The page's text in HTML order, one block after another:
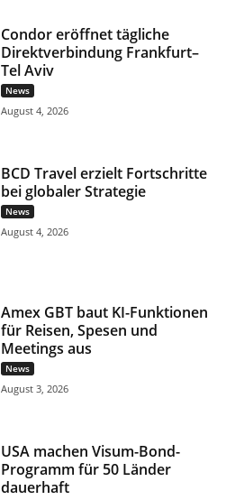
Condor eröffnet tägliche
Direktverbindung Frankfurt–
Tel Aviv
News
August 4, 2026
BCD Travel erzielt Fortschritte
bei globaler Strategie
News
August 4, 2026
Amex GBT baut KI-Funktionen
für Reisen, Spesen und
Meetings aus
News
August 3, 2026
USA machen Visum-Bond-
Programm für 50 Länder
dauerhaft